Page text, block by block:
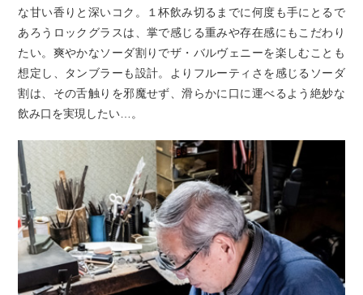
な甘い香りと深いコク。１杯飲み切るまでに何度も手にとるで
あろうロックグラスは、掌で感じる重みや存在感にもこだわり
たい。爽やかなソーダ割りでザ・バルヴェニーを楽しむことも
想定し、タンブラーも設計。よりフルーティさを感じるソーダ
割は、その舌触りを邪魔せず、滑らかに口に運べるよう絶妙な
飲み口を実現したい…。